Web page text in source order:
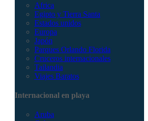
Africa
Egipto y Tierra Santa
Estados unidos
Europa
Japón
Parques Orlando Florida
Cruceros internacionales
Tailandia
Viajes Baratos
Internacional en playa
Aruba